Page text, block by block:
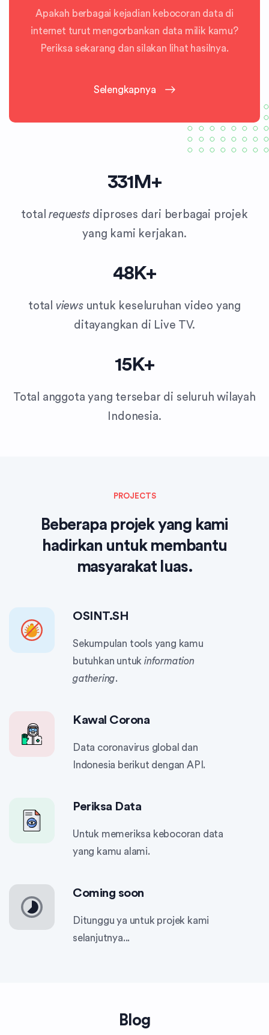
Apakah berbagai kejadian kebocoran data di
internet turut mengorbankan data milik kamu?
Periksa sekarang dan silakan lihat hasilnya.
Selengkapnya
331M+
totalrequestsdiproses dari berbagai projek
yang kami kerjakan.
48K+
total viewsuntuk keseluruhan video yang
ditayangkan di Live TV.
15K+
Total anggota yang tersebar di seluruh wilayah
Indonesia.
PROJECTS
Beberapa projek yang kami
hadirkan untuk membantu
masyarakat luas.
OSINT.SH
Sekumpulan tools yang kamu
butuhkan untukinformation
gathering.
Kawal Corona
Data coronavirus global dan
Indonesia berikut dengan API.
Periksa Data
Untuk memeriksa kebocoran data
yang kamu alami.
Coming soon
Ditunggu ya untuk projek kami
selanjutnya...
Blog